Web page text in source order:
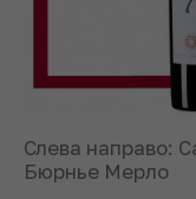
Слева направо:
Бюрнье Мерло